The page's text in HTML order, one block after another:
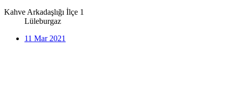
Kahve Arkadaşlığı İlçe 1
Lüleburgaz
11 Mar 2021